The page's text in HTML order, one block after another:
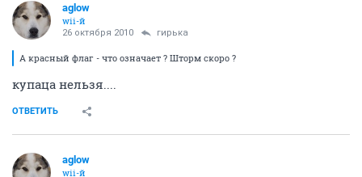
aglow
wii-й
26 октября 2010 гирька
А красный флаг - что означает ? Шторм скоро ?
купаца нельзя....
ОТВЕТИТЬ
aglow
wii-й